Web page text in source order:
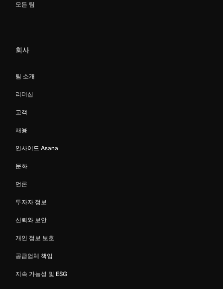
모든 팀
회사
팀 소개
리더십
고객
채용
인사이드 Asana
문화
언론
투자자 정보
신뢰와 보안
개인 정보 보호
공급업체 책임
지속 가능성 및 ESG